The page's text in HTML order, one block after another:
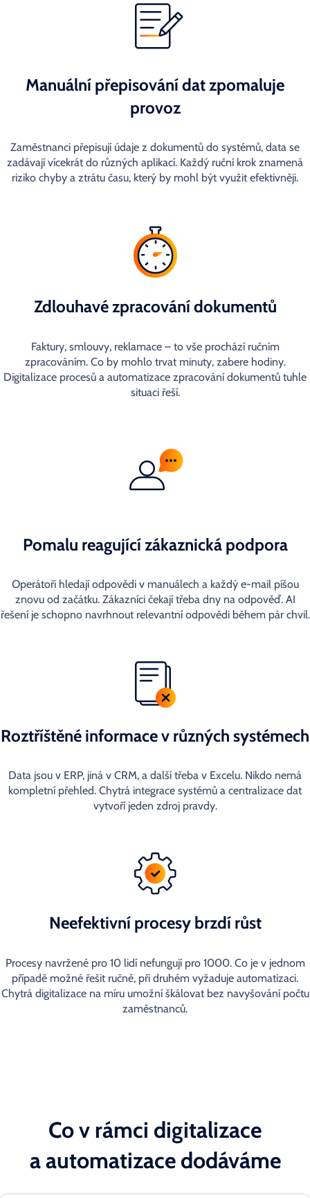
Manuální přepisování dat zpomaluje
provoz
Zaměstnanci přepisují údaje z dokumentů do systémů, data se
zadávají vícekrát do různých aplikací. Každý ruční krok znamená
riziko chyby a ztrátu času, který by mohl být využit efektivněji.
Zdlouhavé zpracování dokumentů
Faktury, smlouvy, reklamace – to vše prochází ručním
zpracováním. Co by mohlo trvat minuty, zabere hodiny.
Digitalizace procesů a automatizace zpracování dokumentů tuhle
situaci řeší.
Pomalu reagující zákaznická podpora
Operátoři hledají odpovědi v manuálech a každý e-mail píšou
znovu od začátku. Zákazníci čekají třeba dny na odpověď. AI
řešení je schopno navrhnout relevantní odpovědi během pár chvil.
Roztříštěné informace v různých systémech
Data jsou v ERP, jiná v CRM, a další třeba v Excelu. Nikdo nemá
kompletní přehled. Chytrá integrace systémů a centralizace dat
vytvoří jeden zdroj pravdy.
Neefektivní procesy brzdí růst
Procesy navržené pro 10 lidí nefungují pro 1000. Co je v jednom
případě možné řešit ručně, při druhém vyžaduje automatizaci.
Chytrá digitalizace na míru umožní škálovat bez navyšování počtu
zaměstnanců.
Co v rámci digitalizace
a automatizace dodáváme